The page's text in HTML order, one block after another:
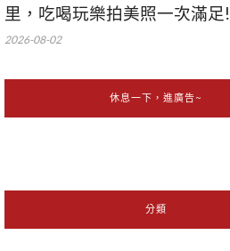
里，吃喝玩樂拍美照一次滿足!
2026-08-02
休息一下，進廣告~
分類